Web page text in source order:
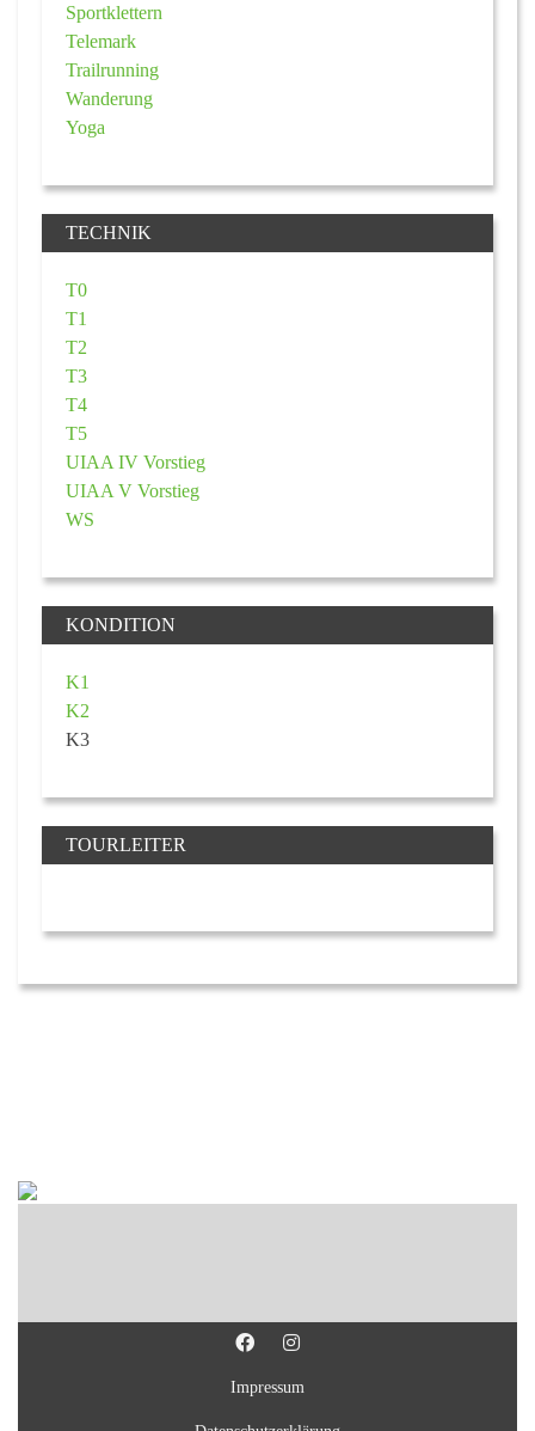
Sportklettern
Telemark
Trailrunning
Wanderung
Yoga
TECHNIK
T0
T1
T2
T3
T4
T5
UIAA IV Vorstieg
UIAA V Vorstieg
WS
KONDITION
K1
K2
K3
TOURLEITER
Impressum